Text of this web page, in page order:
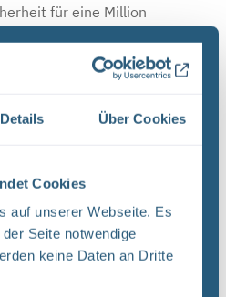
Details Über Cookies
Cookies
auf unserer Webseite. Es
Seite notwendige
keine Daten an Dritte
für eine Million
zu
Integrierten
Herausforderungen an
der hohe Anspruch an